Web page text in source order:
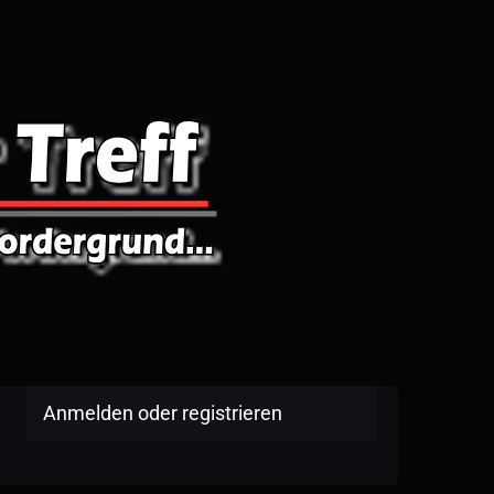
Anmelden oder registrieren